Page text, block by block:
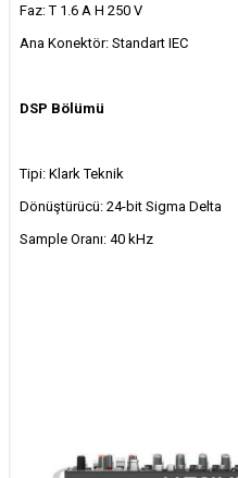
Faz: T 1.6 A H 250 V
Ana Konektör: Standart IEC
DSP Bölümü
Tipi: Klark Teknik
Dönüştürücü: 24-bit Sigma Delta
Sample Oranı: 40 kHz